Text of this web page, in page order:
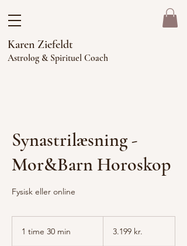
Karen Ziefeldt
Astrolog & Spirituel Coach
Synastrilæsning -
Mor&Barn Horoskop
Fysisk eller online
1 time 30 min
kroner3.199 kr.